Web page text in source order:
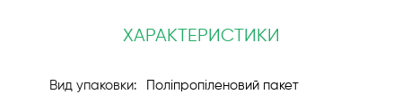
ХАРАКТЕРИСТИКИ
Поліпропіленовий пакет